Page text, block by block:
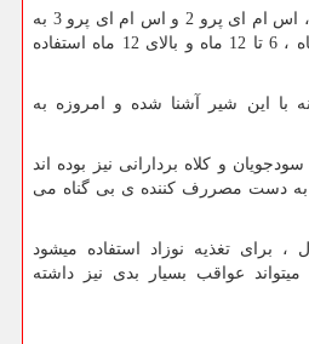
شیر خشک اس ام ای پرو 1 ، اس ام ای پرو 2 و اس ام ای پرو 3 به
ترتیب برای نوزادان 0 تا 6 ماه ، 6 تا 12 ماه و بالای 12 ماه استفاده
با این شیر آشنا شده و امروزه به
و کلاه بردارانی نیز بوده اند
به دست مصررف کننده ی بی گناه می
برای تغذیه نوزاد استفاده میشود
عواقب بسیار بدی نیز داشته